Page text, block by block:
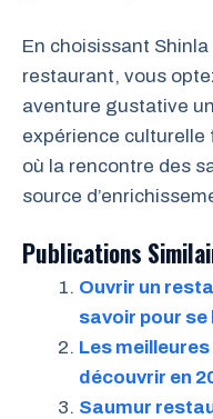
En choisissant
restaurant, vous
aventure gustative
expérience
où la rencontre des
source
Publications
Ouvrir un
savoir pour se
Les
découvrir en
Saumur